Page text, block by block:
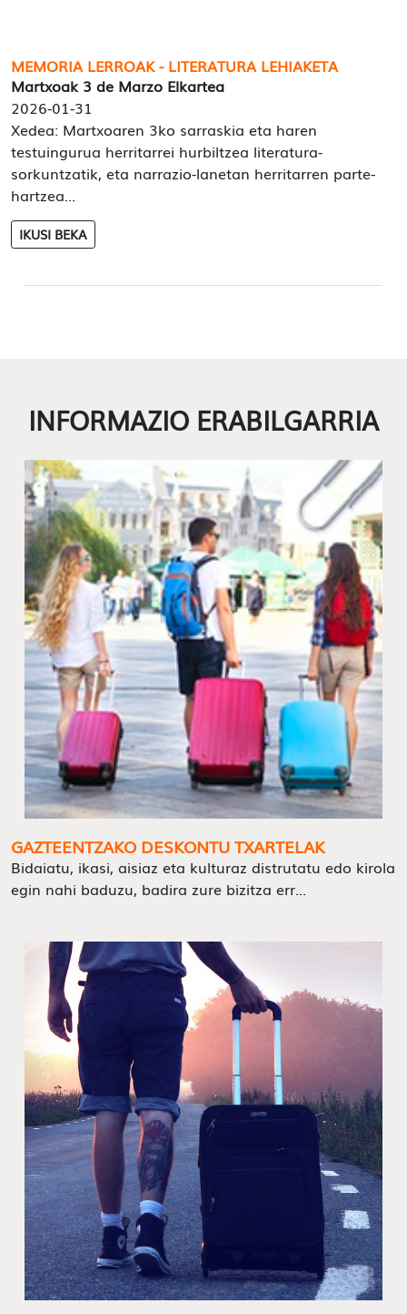
MEMORIA LERROAK - LITERATURA LEHIAKETA
Martxoak 3 de Marzo Elkartea
2026-01-31
Xedea: Martxoaren 3ko sarraskia eta haren
testuingurua herritarrei hurbiltzea literatura-
sorkuntzatik, eta narrazio-lanetan herritarren parte-
hartzea...
IKUSI BEKA
INFORMAZIO ERABILGARRIA
GAZTEENTZAKO DESKONTU TXARTELAK
Bidaiatu, ikasi, aisiaz eta kulturaz distrutatu edo kirola
egin nahi baduzu, badira zure bizitza err...